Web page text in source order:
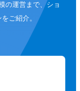
の運営まで、ショ
ご紹介。